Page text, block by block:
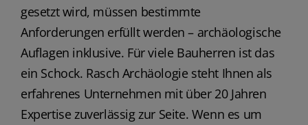
gesetzt wird, müssen bestimmte
Anforderungen erfüllt werden – archäologische
Auflagen inklusive. Für viele Bauherren ist das
ein Schock. Rasch Archäologie steht Ihnen als
erfahrenes Unternehmen mit über 20 Jahren
Expertise zuverlässig zur Seite. Wenn es um